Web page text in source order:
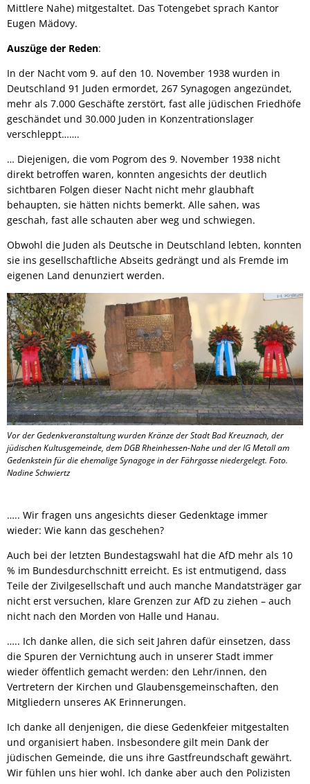
Mittlere Nahe) mitgestaltet. Das Totengebet sprach Kantor
Eugen Mädovy.
Auszüge der Reden:
In der Nacht vom 9. auf den 10. November 1938 wurden in
Deutschland 91 Juden ermordet, 267 Synagogen angezündet,
mehr als 7.000 Geschäfte zerstört, fast alle jüdischen Friedhöfe
geschändet und 30.000 Juden in Konzentrationslager
verschleppt…….
… Diejenigen, die vom Pogrom des 9. November 1938 nicht
direkt betroffen waren, konnten angesichts der deutlich
sichtbaren Folgen dieser Nacht nicht mehr glaubhaft
behaupten, sie hätten nichts bemerkt. Alle sahen, was
geschah, fast alle schauten aber weg und schwiegen.
Obwohl die Juden als Deutsche in Deutschland lebten, konnten
sie ins gesellschaftliche Abseits gedrängt und als Fremde im
eigenen Land denunziert werden.
Vor der Gedenkveranstaltung wurden Kränze der Stadt Bad Kreuznach, der
jüdischen Kultusgemeinde, dem DGB Rheinhessen-Nahe und der IG Metall am
Gedenkstein für die ehemalige Synagoge in der Fährgasse niedergelegt. Foto.
Nadine Schwiertz
….. Wir fragen uns angesichts dieser Gedenktage immer
wieder: Wie kann das geschehen?
Auch bei der letzten Bundestagswahl hat die AfD mehr als 10
% im Bundesdurchschnitt erreicht. Es ist entmutigend, dass
Teile der Zivilgesellschaft und auch manche Mandatsträger gar
nicht erst versuchen, klare Grenzen zur AfD zu ziehen – auch
nicht nach den Morden von Halle und Hanau.
….. Ich danke allen, die sich seit Jahren dafür einsetzen, dass
die Spuren der Vernichtung auch in unserer Stadt immer
wieder öffentlich gemacht werden: den Lehr/innen, den
Vertretern der Kirchen und Glaubensgemeinschaften, den
Mitgliedern unseres AK Erinnerungen.
Ich danke all denjenigen, die diese Gedenkfeier mitgestalten
und organisiert haben. Insbesondere gilt mein Dank der
jüdischen Gemeinde, die uns ihre Gastfreundschaft gewährt.
Wir fühlen uns hier wohl. Ich danke aber auch den Polizisten